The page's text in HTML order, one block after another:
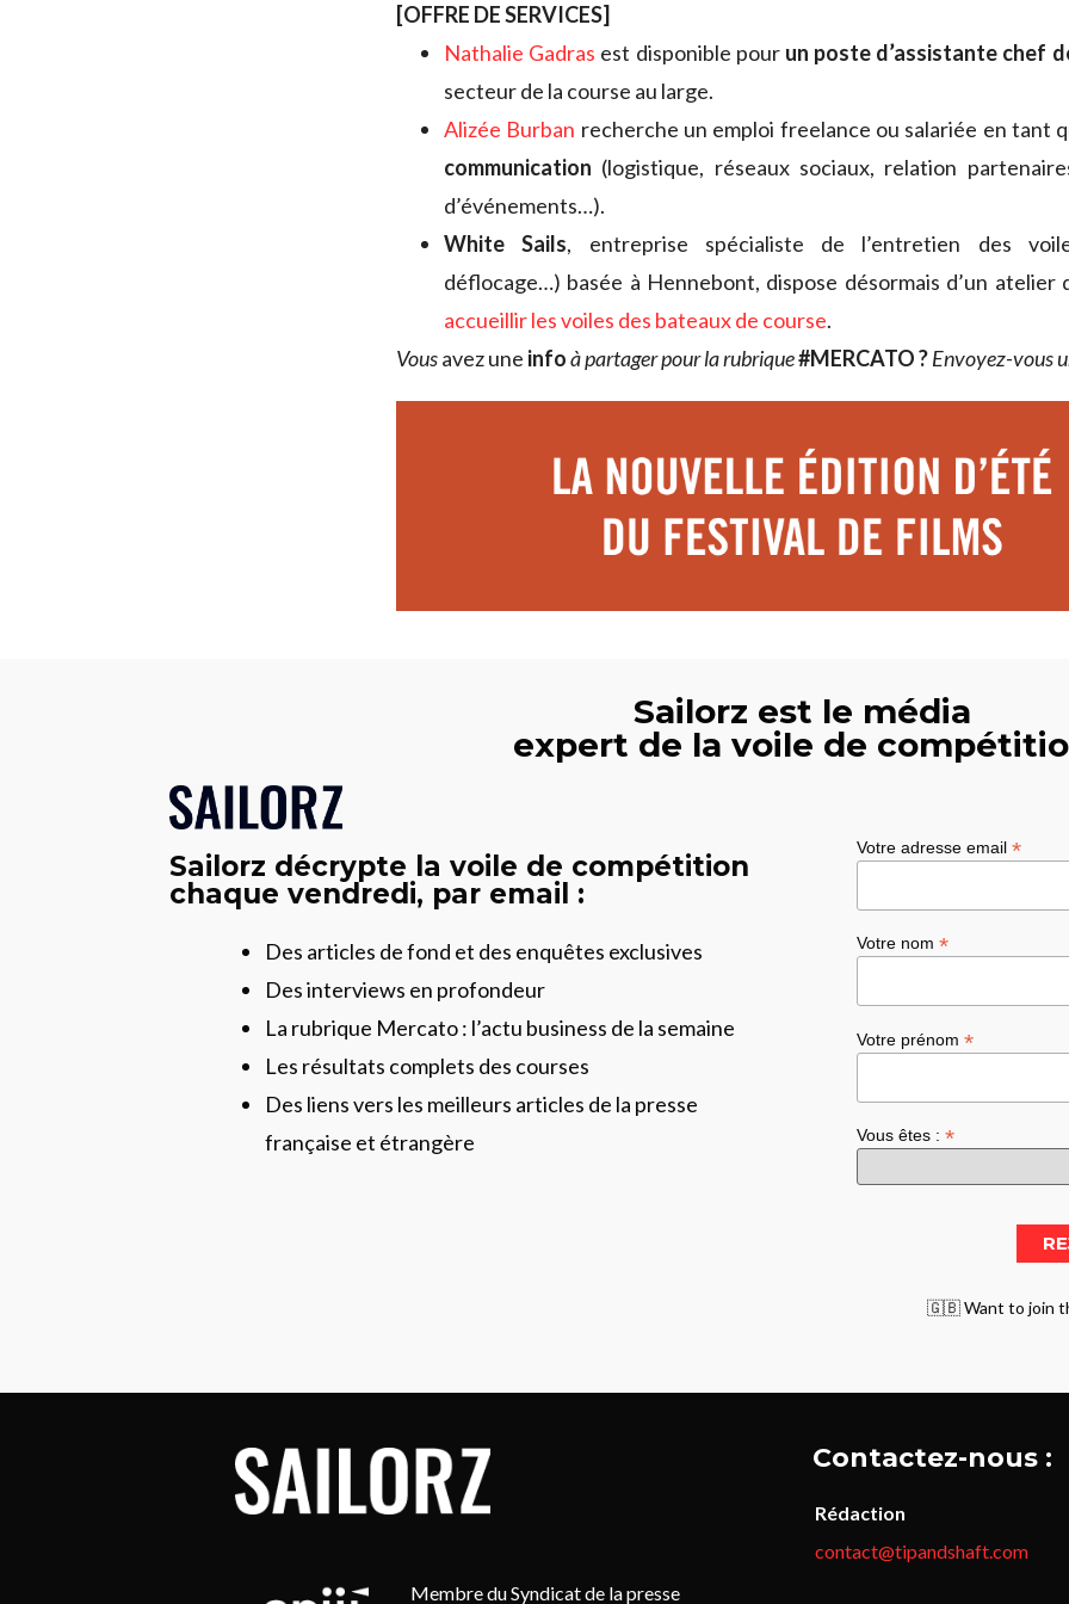
[OFFRE DE SERVICES]
Nathalie Gadras est disponible pour un poste d’assistante chef
secteur de la course au large.
Alizée Burban recherche un emploi freelance ou salariée en tant
communication (logistique, réseaux sociaux, relation
d’événements…).
White Sails, entreprise spécialiste de l’entretien des
déflocage…) basée à Hennebont, dispose désormais d’un atelier
accueillir les voiles des bateaux de course.
Vousavez une infoà partager pour la rubrique#MERCATO ?Envoyez-vous
Sailorz est le média
expert de la voile de
Sailorz décrypte la voile de compétition
chaque vendredi, par email :
Des articles de fond et des enquêtes exclusives
Des interviews en profondeur
La rubrique Mercato : l’actu business de la semaine
Les résultats complets des courses
Des liens vers les meilleurs articles de la presse
française et étrangère
Votre adresse email *
Votre nom *
Votre prénom *
Vous êtes : *
🇬🇧 Want to join
Membre du Syndicat de la presse
Contactez-nous :
Rédaction
contact@tipandshaft.com